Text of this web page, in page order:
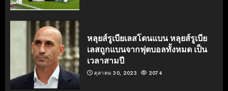
หลุยส์รูเบียเลสโดนแบน หลุยส์รูเบีย
เลสถูกแบนจากฟุตบอลทั้งหมด เป็น
เวลาสามปี
ตุลาคม 30, 2023 2074